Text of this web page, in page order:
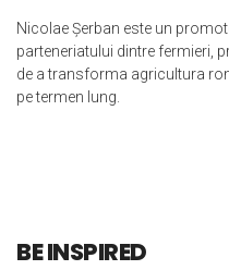
Nicolae Șerban este un
parteneriatului dintre fermieri,
de a transforma agricultura
pe termen lung.
BE INSPIRED